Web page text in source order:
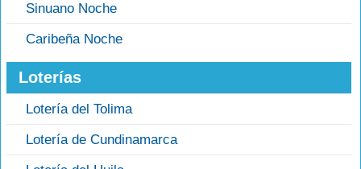
Sinuano Noche
Caribeña Noche
Loterías
Lotería del Tolima
Lotería de Cundinamarca